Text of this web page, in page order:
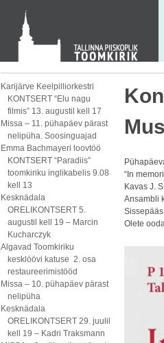
KONTAKT
Toom-Kooli 6, 10130 TALLINN
tallinna.toom@eelk.ee
Karijärve Keelpilliorkestri
KONTSERT “Elu nagu
filmis” 13. augustil kell 17
Missa – 11. pühapäev pärast
nelipüha. Soosinguajad
Emma Bachmayeri loovtöö
KONTSERT “Paradiis”
toomkiriku inglikabelis 9.08
kell 13
Kesknädala
ORELIKONTSERT 5.
augustil kell 19 – Marcin
Kucharczyk
Algavad Toomkiriku
kesklöövi katuse 2. osa
restaureerimistööd
Missa – 10. pühapäev pärast
nelipüha
Kesknädala
ORELIKONTSERT 29. juulil
kell 19 – Kadri Traksmann
“In
Kavas J.
Ansambli
Olete